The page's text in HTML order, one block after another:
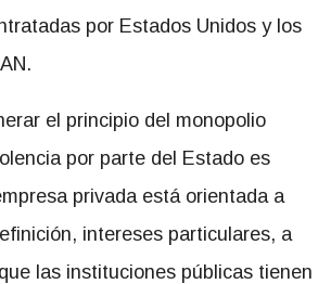
por Estados Unidos y los
el principio del monopolio
por parte del Estado es
privada está orientada a
intereses particulares, a
las instituciones públicas tienen